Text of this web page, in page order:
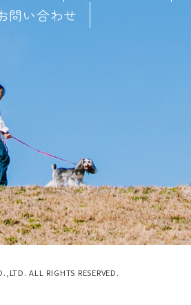
問い合わせ
ALL RIGHTS RESERVED.